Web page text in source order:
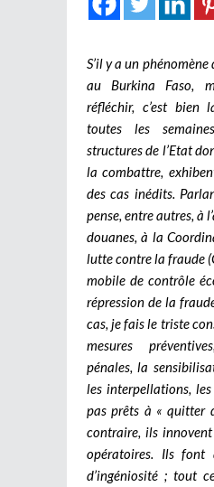
S’il y a un
au Burkina Faso,
réfléchir, c’est bien
toutes les
structures de l’Etat
la combattre,
des cas inédits.
pense, entre autres, à
douanes, à la
lutte contre la fraude
mobile de contrôle
répression de la
cas, je fais le triste
mesures
pénales, la
les interpellations,
pas prêts à « quitter
contraire, ils
opératoires. Ils font
d’ingéniosité ; tout